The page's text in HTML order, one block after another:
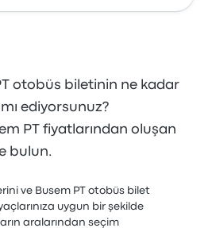
otobüs biletinin ne kadar
ediyorsunuz?
PT fiyatlarından oluşan
bulun.
ve Busem PT otobüs bilet
uygun bir şekilde
aralarından seçim